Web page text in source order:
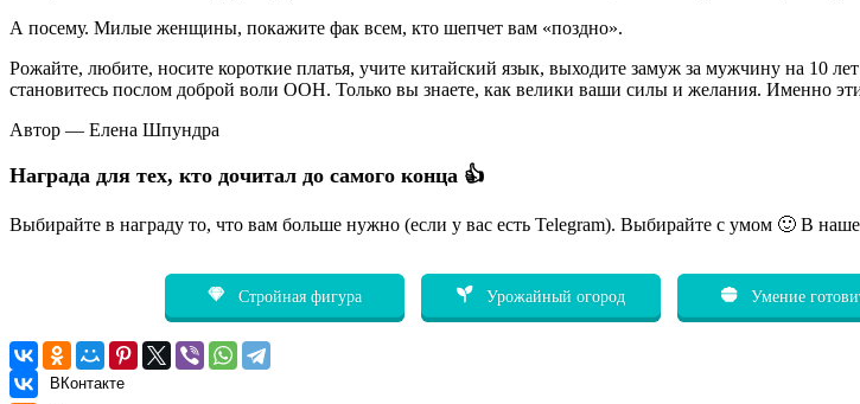
А посему. Милые женщины, покажите фак всем, кто шепчет вам «поздно».
Рожайте, любите, носите короткие платья, учите китайский язык, выходите замуж за мужчину на 10
становитесь послом доброй воли ООН. Только вы знаете, как велики ваши силы и желания. Именно
Автор — Елена Шпундра
Награда для тех, кто дочитал до самого конца 👍
Выбирайте в награду то, что вам больше нужно (если у вас есть Telegram). Выбирайте с умом 🙂 В
Стройная фигура Урожайный огород Умение
ВКонтакте